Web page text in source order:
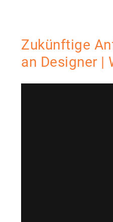
Zukünftige
an Designer |